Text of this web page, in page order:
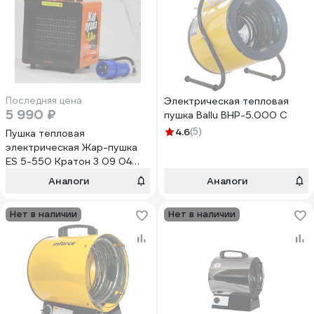
Последняя цена
5 990 ₽
Пушка тепловая
электрическая Жар-пушка
ЕS 5-550 Кратон 3 09 04
Аналоги
Электрическая тепловая
пушка Ballu BHP-5.000 C
4.6(5)
Аналоги
Нет в наличии Нет в наличии